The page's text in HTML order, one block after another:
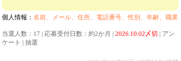
個人情報： 名前、メール、住所、電話番号、性別、年齢、職業
当選人数：17 | 応募受付日数：約2か月 | 2026.10.02〆切 | アン
ケート | 抽選